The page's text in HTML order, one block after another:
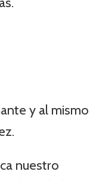
y al mismo
nuestro